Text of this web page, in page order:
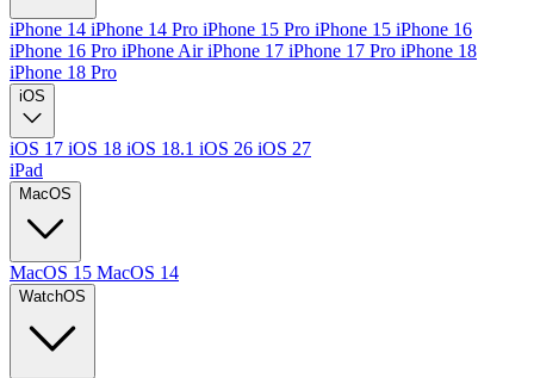
iPhone 14 iPhone 14 Pro iPhone 15 Pro iPhone 15 iPhone 16
iPhone 16 Pro iPhone AiriPhone 17 iPhone 17 Pro iPhone 18
iPhone 18 Pro
iOS
iOS 17 iOS 18 iOS 18.1 iOS 26 iOS 27
iPad
MacOS
MacOS 15 MacOS 14
WatchOS